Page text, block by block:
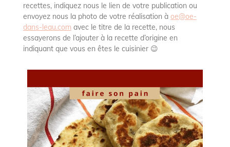
recettes, indiquez nous le lien de votre publication ou
envoyez nous la photo de votre réalisation à oe@oe-
dans-leau.com avec le titre de la recette, nous
essayerons de l’ajouter à la recette d’origine en
indiquant que vous en êtes le cuisinier 😉